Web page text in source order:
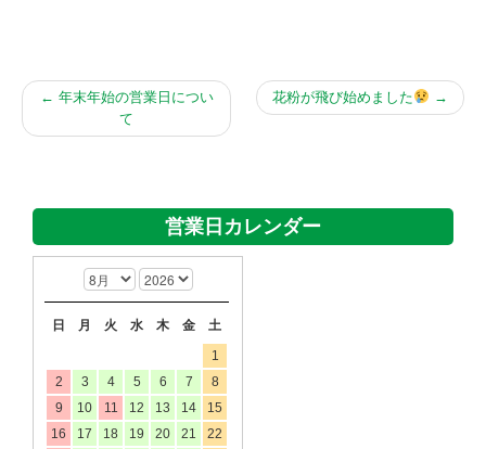
← 年末年始の営業日につい
て
花粉が飛び始めました →
営業日カレンダー
日 月 火 水 木 金 土
1
2
3 4 5 6 7
8
9
10 11 12 13 14
15
16
17 18 19 20 21
22